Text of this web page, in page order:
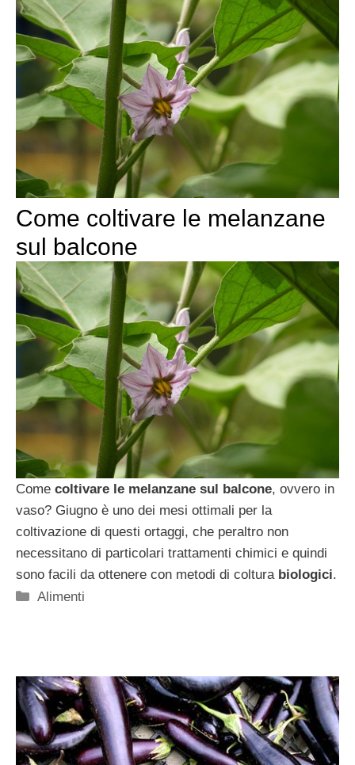
Come coltivare le melanzane
sul balcone
Come coltivare le melanzane sul balcone, ovvero in
vaso? Giugno è uno dei mesi ottimali per la
coltivazione di questi ortaggi, che peraltro non
necessitano di particolari trattamenti chimici e quindi
sono facili da ottenere con metodi di coltura biologici.
Categorie
Alimenti